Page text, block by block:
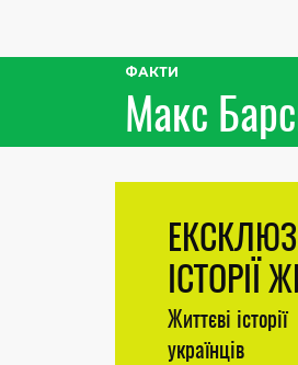
ФАКТИ
Макс
ІСТОРІЇ
Життєві історії
українців